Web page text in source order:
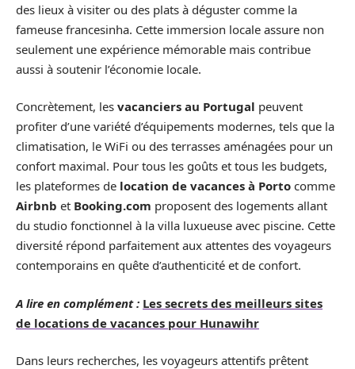
des lieux à visiter ou des plats à déguster comme la
fameuse francesinha. Cette immersion locale assure non
seulement une expérience mémorable mais contribue
aussi à soutenir l’économie locale.
Concrètement, les vacanciers au Portugal peuvent
profiter d’une variété d’équipements modernes, tels que la
climatisation, le WiFi ou des terrasses aménagées pour un
confort maximal. Pour tous les goûts et tous les budgets,
les plateformes de location de vacances à Porto comme
Airbnb et Booking.com proposent des logements allant
du studio fonctionnel à la villa luxueuse avec piscine. Cette
diversité répond parfaitement aux attentes des voyageurs
contemporains en quête d’authenticité et de confort.
A lire en complément : Les secrets des meilleurs sites
de locations de vacances pour Hunawihr
Dans leurs recherches, les voyageurs attentifs prêtent